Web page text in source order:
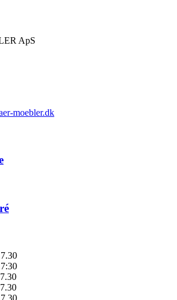
ApS
moebler.dk